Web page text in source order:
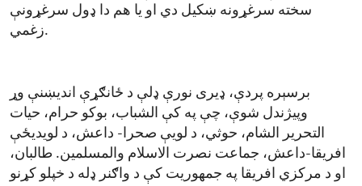
سخته سرغړونه ښکیل دي او یا هم دا ډول سرغړونې
زغمي.
برسېره پردې، ډیری نورې ډلې د ځانګړې اندیښنې وړ
وپیژندل شوې، چې په کې الشباب، بوکو حرام، حیات
التحریر الشام، حوثي، د لویې صحرا- داعش، د لویدیځې
افریقا-داعش، جماعت نصرت الاسلام والمسلمین. طالبان،
او د مرکزي افریقا په جمهوریت کې د واګنر ډله د خپلو کړنو